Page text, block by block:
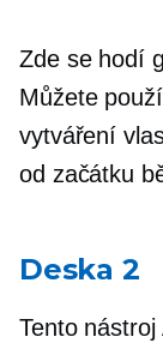
Zde se hodí
Můžete
vytváření
od začátku
Deska 2
Tento